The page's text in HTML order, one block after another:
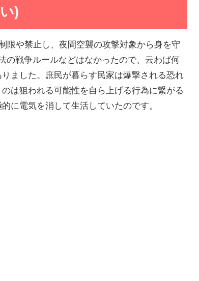
)
限や禁止し、夜間空襲の攻撃対象から身を守
の戦争ルールなどはなかったので、云わば何
ました。庶民が暮らす民家は爆撃される恐れ
は狙われる可能性を自ら上げる行為に繋がる
に電気を消して生活していたのです。